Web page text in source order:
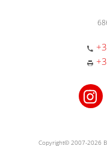
Copyright© 2007-2026